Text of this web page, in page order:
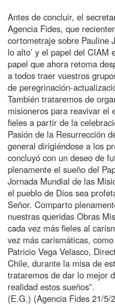
Antes de concluir, el
Agencia Fides, que
cortometraje sobre Pauline
lo alto’ y el papel del CIAM
papel que ahora retoma
a todos traer vuestros
de peregrinación-
También trataremos de
misioneros para reavivar el
fieles a partir de la
Pasión de la Resurrección
general dirigiéndose a los
concluyó con un deseo de
plenamente el sueño del
Jornada Mundial de las
el pueblo de Dios sea
Señor. Comparto
nuestras queridas Obras
cada vez más fieles al
vez más carismáticas,
Patricio Vega Velasco,
Chile, durante la misa de
trataremos de dar lo mejor
realidad estos sueños”.
(E.G.) (Agencia Fides 21/5/